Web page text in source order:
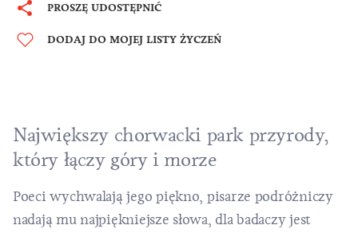
PROSZĘ UDOSTĘPNIĆ
DODAJ DO MOJEJ LISTY ŻYCZEŃ
Największy chorwacki park przyrody,
który łączy góry i morze
Poeci wychwalają jego piękno, pisarze podróżniczy
nadają mu najpiękniejsze słowa, dla badaczy jest